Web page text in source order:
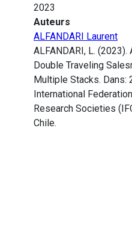
2023
Auteurs
ALFANDARI Laurent
ALFANDARI, L.
Double Traveling
Multiple Stacks. Dans:
International
Research Societies
Chile.